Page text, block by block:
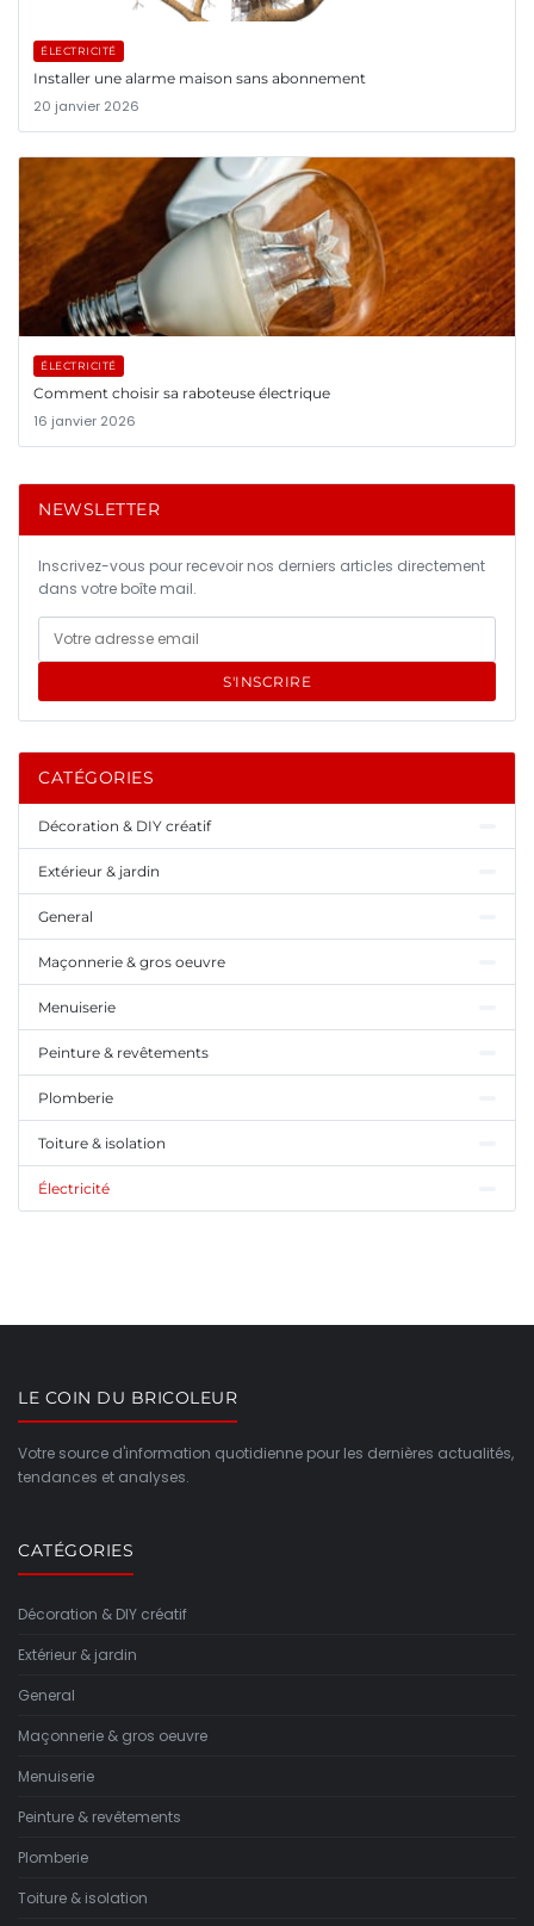
ÉLECTRICITÉ
Installer une alarme maison sans abonnement
20 janvier 2026
ÉLECTRICITÉ
Comment choisir sa raboteuse électrique
16 janvier 2026
NEWSLETTER
Inscrivez-vous pour recevoir nos derniers articles directement
dans votre boîte mail.
S'INSCRIRE
CATÉGORIES
Décoration & DIY créatif
Extérieur & jardin
General
Maçonnerie & gros oeuvre
Menuiserie
Peinture & revêtements
Plomberie
Toiture & isolation
Électricité
LE COIN DU BRICOLEUR
Votre source d'information quotidienne pour les dernières actualités,
tendances et analyses.
CATÉGORIES
Décoration & DIY créatif
Extérieur & jardin
General
Maçonnerie & gros oeuvre
Menuiserie
Peinture & revêtements
Plomberie
Toiture & isolation